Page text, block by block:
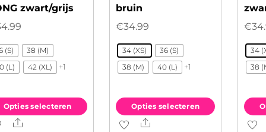
zwart/grijs
(S)
38 (M)
(L)
42 (XL) +1
Opties selecteren
Share
bruin
€34.99
34 (XS)
36 (S)
38 (M)
40 (L) +1
Opties selecteren
Dit Share
€
34
38
Dit